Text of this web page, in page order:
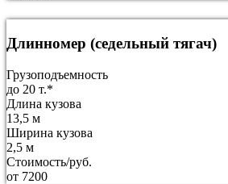
Длинномер (седельный тягач)
Грузоподъемность
до 20 т.*
Длина кузова
13,5 м
Ширина кузова
2,5 м
Стоимость/руб.
от 7200